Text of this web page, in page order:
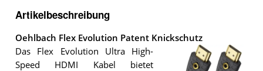
Artikelbeschreibung
Oehlbach Flex Evolution Patent Knickschutz
Das Flex Evolution Ultra High-
Speed HDMI Kabel bietet